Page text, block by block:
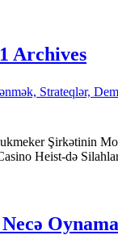
Archives
Şirkətinin
Heist-də